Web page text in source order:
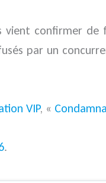
vient confirmer
par un
VIP, «
.